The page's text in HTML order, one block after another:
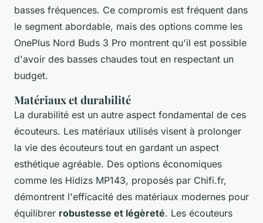
basses fréquences. Ce compromis est fréquent dans
le segment abordable, mais des options comme les
OnePlus Nord Buds 3 Pro montrent qu'il est possible
d'avoir des basses chaudes tout en respectant un
budget.
Matériaux et durabilité
La durabilité est un autre aspect fondamental de ces
écouteurs. Les matériaux utilisés visent à prolonger
la vie des écouteurs tout en gardant un aspect
esthétique agréable. Des options économiques
comme les Hidizs MP143, proposés par Chifi.fr,
démontrent l'efficacité des matériaux modernes pour
équilibrer robustesse et légèreté. Les écouteurs